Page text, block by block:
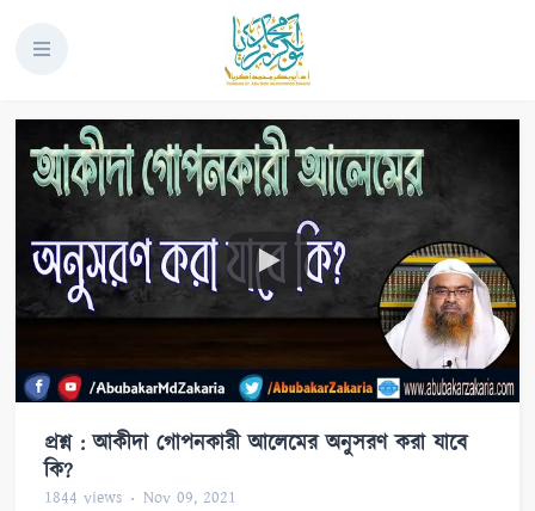
প্রশ্ন : আকীদা গোপনকারী আলেমের অনুসরণ করা যাবে
কি?
1844 views Nov 09, 2021